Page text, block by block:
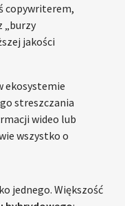
copywriterem,
„burzy
jakości
ekosystemie
streszczania
wideo lub
wszystko o
jednego. Większość